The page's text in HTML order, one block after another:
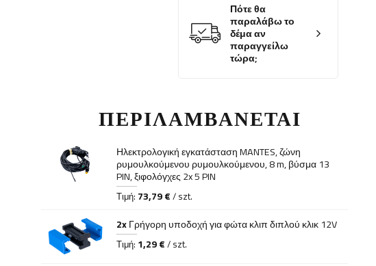
Πότε θα
παραλάβω το
δέμα αν
παραγγείλω
τώρα;
ΠΕΡΙΛΑΜΒΆΝΕΤΑΙ
Ηλεκτρολογική εγκατάσταση MANTES, ζώνη
ρυμουλκούμενου ρυμουλκούμενου, 8 m, βύσμα 13
PIN, ξιφολόγχες 2x 5 PIN
Τιμή: 73,79 € / szt.
2xΓρήγορη υποδοχή για φώτα κλιπ διπλού κλικ 12V
Τιμή: 1,29 € / szt.